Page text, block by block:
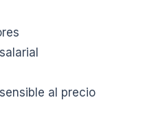
al precio